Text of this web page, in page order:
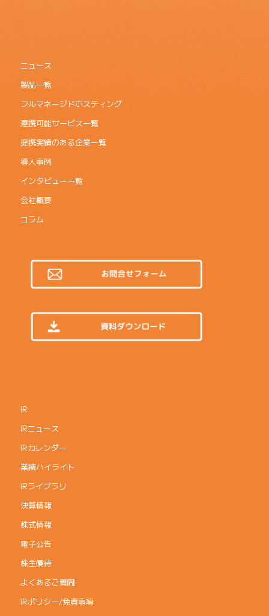
ニュース
製品一覧
フルマネージドホスティング
連携可能サービス一覧
提携実績のある企業一覧
導入事例
インタビュー一覧
会社概要
コラム
IR
IRニュース
IRカレンダー
業績ハイライト
IRライブラリ
決算情報
株式情報
電子公告
株主優待
よくあるご質問
IRポリシー/免責事項